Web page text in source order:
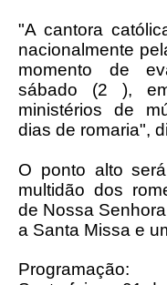
"A cantora
nacionalmente
momento de
sábado (2 ),
ministérios de
dias de romaria",
O ponto alto
multidão dos
de Nossa
a Santa Missa e
Programação: